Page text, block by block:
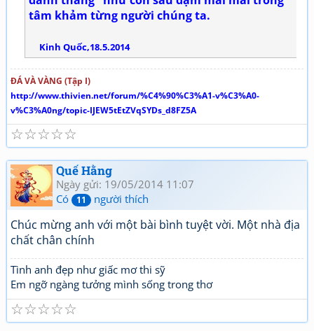
tâm khảm từng người chúng ta.
Kinh Quốc,18.5.2014
ĐÁ VÀ VÀNG (Tập I)
http://www.thivien.net/forum/%C4%90%C3%A1-v%C3%A0-
v%C3%A0ng/topic-IJEW5tEtZVqSYDs_d8FZ5A
☆
☆
☆
☆
☆
Quế Hằng
Ngày gửi: 19/05/2014 11:07
Có
11 người thích
Chúc mừng anh với một bài bình tuyệt vời. Một nhà địa
chất chân chính
Tình anh đẹp như giấc mơ thi sỹ
Em ngỡ ngàng tưởng mình sống trong thơ
☆
☆
☆
☆
☆